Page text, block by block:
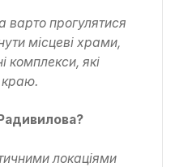
варто прогулятися
місцеві храми,
комплекси, які
краю.
Радивилова?
локаціями